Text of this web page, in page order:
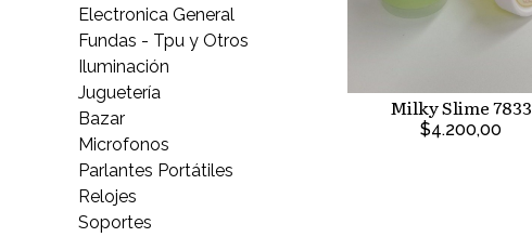
Electronica General
Fundas - Tpu y Otros
Iluminación
Juguetería
Bazar
Microfonos
Parlantes Portátiles
Relojes
Soportes
Milky Slime 7833
$4.200,00